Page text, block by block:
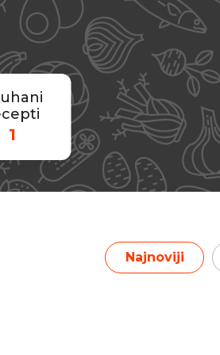
1
Najnoviji